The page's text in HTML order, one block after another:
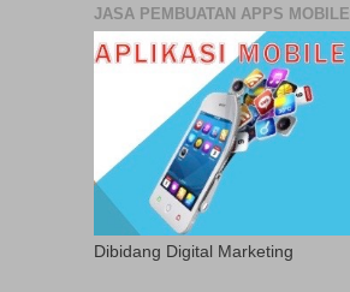
JASA PEMBUATAN APPS MOBILE
Dibidang Digital Marketing